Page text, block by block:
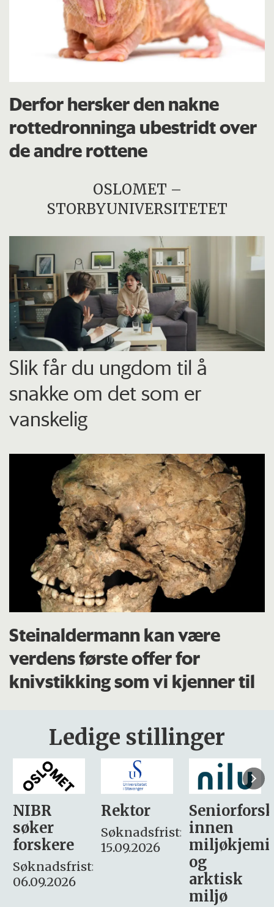
Derfor hersker den nakne
rottedronninga ubestridt over
de andre rottene
OSLOMET –
STORBYUNIVERSITETET
Slik får du ungdom til å
snakke om det som er
vanskelig
Steinaldermann kan være
verdens første offer for
knivstikking som vi kjenner til
Ledige stillinger
Rektor
Søknadsfrist:
15.09.2026
Seniorforsker
innen
miljøkjemi
søker
– fast
Søknadsfrist:
16. august.